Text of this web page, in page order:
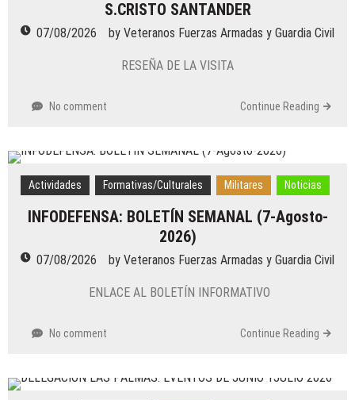
Militares / Noticias
DELEGACIÓN SANTANDER: ACTIVIDADES
16/07/2026
Actividades Formativas/Culturales/Generales/
DE ACTIVIDADES SEMESTRE 1
08/07/2026
Actividades / Generales /Noticias
DELEGACIÓN ALICANTE: VACACIONES
ESTIVALES
byVeteranos Fuerzas Armadas y Guardia Civil
Formativas/Culturales
Generales/Militares/Noticias
INFORMATIVO SEMESTRE 1
S.CRISTO SANTANDER
07/08/2026 by Veteranos Fuerzas Armadas y Guardia Civil
RESEÑA DE LA VISITA
No comment Continue Reading
Actividades Formativas/Culturales Militares Noticias
INFODEFENSA: BOLETÍN SEMANAL (7-Agosto-
2026)
07/08/2026 by Veteranos Fuerzas Armadas y Guardia Civil
ENLACE AL BOLETÍN INFORMATIVO
No comment Continue Reading